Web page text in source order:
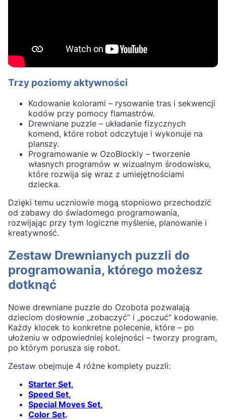
Trzy poziomy aktywności
Kodowanie kolorami – rysowanie tras i sekwencji
kodów przy pomocy flamastrów.
Drewniane puzzle – układanie fizycznych
komend, które robot odczytuje i wykonuje na
planszy.
Programowanie w OzoBlockly – tworzenie
własnych programów w wizualnym środowisku,
które rozwija się wraz z umiejętnościami
dziecka.
Dzięki temu uczniowie mogą stopniowo przechodzić
od zabawy do świadomego programowania,
rozwijając przy tym logiczne myślenie, planowanie i
kreatywność.
Zestaw Drewnianych puzzli do
programowania, którego możesz
dotknąć
Nowe drewniane puzzle do Ozobota pozwalają
dzieciom dosłownie „zobaczyć” i „poczuć” kodowanie.
Każdy klocek to konkretne polecenie, które – po
ułożeniu w odpowiedniej kolejności – tworzy program,
po którym porusza się robot.
Zestaw obejmuje 4 różne komplety puzzli:
Starter Set,
Speed Set,
Special Moves Set,
Color Set.